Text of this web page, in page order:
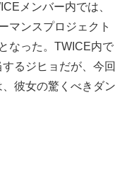
メンバー内では、
マンスプロジェクト
なった。TWICE内で
るジヒョだが、今回
彼女の驚くべきダン